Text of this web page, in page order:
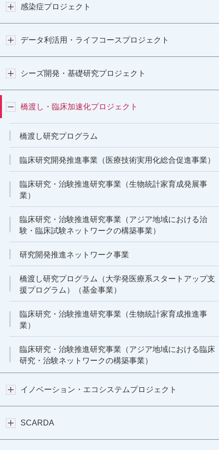
感染症プロジェクト
データ利活用・ライフコースプロジェクト
シーズ開発・基礎研究プロジェクト
橋渡し・臨床加速化プロジェクト
橋渡し研究プログラム
臨床研究開発推進事業（医療技術実用化総合促進事業）
臨床研究・治験推進研究事業（生物統計家育成発展事
業）
臨床研究・治験推進研究事業（アジア地域における治
験・臨床試験ネットワークの構築事業）
研究開発推進ネットワーク事業
橋渡し研究プログラム（大学発医療系スタートアップ支
援プログラム）（基金事業）
臨床研究・治験推進研究事業（生物統計家育成推進事
業）
臨床研究・治験推進研究事業（アジア地域における臨床
研究・治験ネットワークの構築事業）
イノベーション・エコシステムプロジェクト
SCARDA